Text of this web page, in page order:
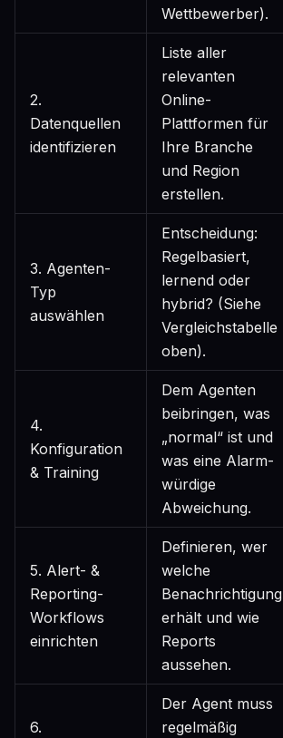
Wettbewerber).
2.
Datenquellen
identifizieren
Liste aller
relevanten
Online-
Plattformen für
Ihre Branche
und Region
erstellen.
3. Agenten-
Typ
auswählen
Entscheidung:
Regelbasiert,
lernend oder
hybrid? (Siehe
Vergleichstabelle
oben).
4.
Konfiguration
& Training
Dem Agenten
beibringen, was
„normal“ ist und
was eine Alarm-
würdige
Abweichung.
5. Alert- &
Reporting-
Workflows
einrichten
Definieren, wer
welche
Benachrichtigung
erhält und wie
Reports
aussehen.
6.
Der Agent muss
regelmäßig